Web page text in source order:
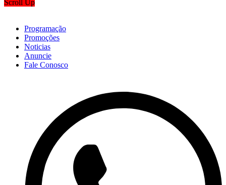
Scroll Up
Programação
Promoções
Noticias
Anuncie
Fale Conosco